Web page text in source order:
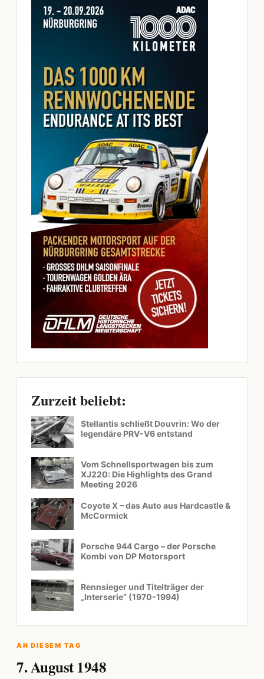
Zurzeit beliebt:
Stellantis schließt Douvrin: Wo der
legendäre PRV-V6 entstand
Vom Schnellsportwagen bis zum
XJ220: Die Highlights des Grand
Meeting 2026
Coyote X – das Auto aus Hardcastle &
McCormick
Porsche 944 Cargo – der Porsche
Kombi von DP Motorsport
Rennsieger und Titelträger der
„Interserie“ (1970-1994)
AN DIESEM TAG
7. August 1948